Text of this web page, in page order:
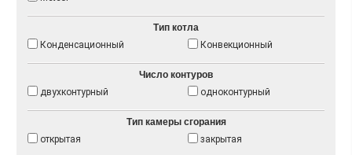
Тип котла
Конденсационный Конвекционный
Число контуров
двухконтурный одноконтурный
Тип камеры сгорания
открытая закрытая